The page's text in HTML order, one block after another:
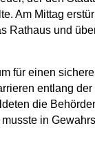
Am Mittag
Rathaus und
für einen
entlang
die
in